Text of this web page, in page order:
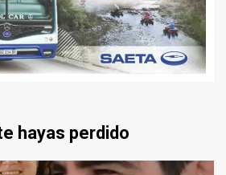
hayas perdido